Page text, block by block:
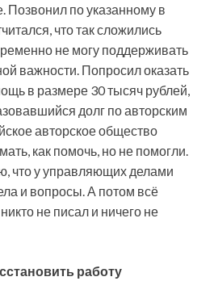
по указанному в
что так сложились
не могу поддерживать
важности. Попросил оказать
в размере 30 тысяч рублей,
долг по авторским
авторское общество
как помочь, но не помогли.
что у управляющих делами
и вопросы. А потом всё
не писал и ничего не
работу